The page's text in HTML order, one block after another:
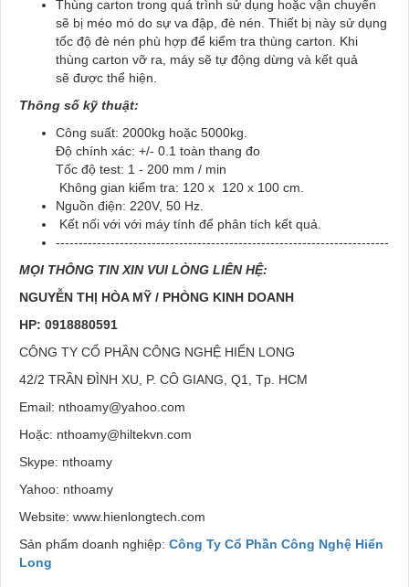
Thùng carton trong quá trình sử dụng hoặc vận chuyển
sẽ bị méo mó do sự va đập, đè nén. Thiết bị này sử dụng
tốc độ đè nén phù hợp để kiểm tra thùng carton. Khi
thùng carton vỡ ra, máy sẽ tự động dừng và kết quả
sẽ được thể hiện.
Thông số kỹ thuật:
Công suất: 2000kg hoặc 5000kg.
Độ chính xác: +/- 0.1 toàn thang đo
Tốc độ test: 1 - 200 mm / min
Không gian kiểm tra: 120 x 120 x 100 cm.
Nguồn điện: 220V, 50 Hz.
Kết nối với với máy tính để phân tích kết quả.
-------------------------------------------------------------------------
MỌI THÔNG TIN XIN VUI LÒNG LIÊN HỆ:
NGUYỄN THỊ HÒA MỸ / PHÒNG KINH DOANH
HP: 0918880591
CÔNG TY CỔ PHẦN CÔNG NGHỆ HIỂN LONG
42/2 TRẦN ĐÌNH XU, P. CÔ GIANG, Q1, Tp. HCM
Email: nthoamy@yahoo.com
Hoặc: nthoamy@hiltekvn.com
Skype: nthoamy
Yahoo: nthoamy
Website: www.hienlongtech.com
Sản phẩm doanh nghiệp: Công Ty Cổ Phần Công Nghệ Hiển
Long